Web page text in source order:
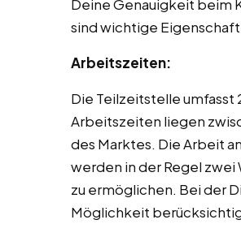
Deine Genauigkeit beim
sind wichtige
Arbeitszeiten:
Die Teilzeitstelle
Arbeitszeiten liegen
des Marktes. Die Arbeit
werden in der Regel
zu ermöglichen. Bei der
Möglichkeit